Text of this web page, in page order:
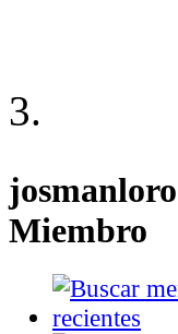
josmanloro
Miembro